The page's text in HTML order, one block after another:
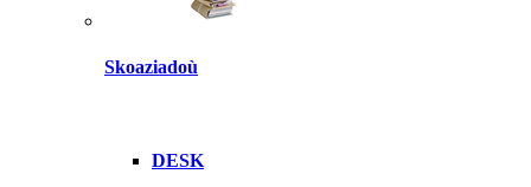
Skoaziadoù
DESK